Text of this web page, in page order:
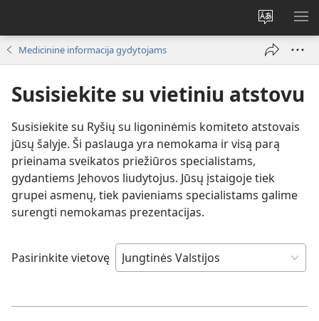
Pakeisti
svetainės
kalbą
Medicininė informacija gydytojams
Susisiekite su vietiniu atstovu
Susisiekite su Ryšių su ligoninėmis komiteto atstovais
jūsų šalyje. Ši paslauga yra nemokama ir visą parą
prieinama sveikatos priežiūros specialistams,
gydantiems Jehovos liudytojus. Jūsų įstaigoje tiek
grupei asmenų, tiek pavieniams specialistams galime
surengti nemokamas prezentacijas.
Pasirinkite vietovę